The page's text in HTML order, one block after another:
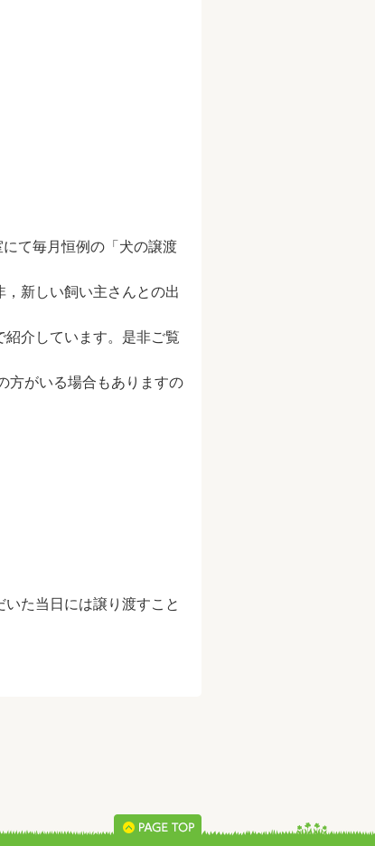
て毎月恒例の「犬の譲渡
新しい飼い主さんとの出
紹介しています。是非ご覧
がいる場合もありますの
た当日には譲り渡すこと